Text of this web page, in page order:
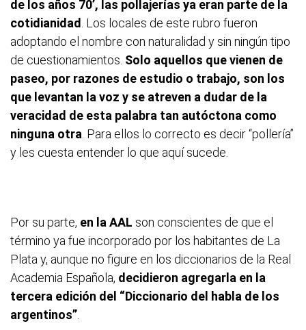
de los años 70’, las pollajerías ya eran parte de la
cotidianidad . Los locales de este rubro fueron
adoptando el nombre con naturalidad y sin ningún tipo
de cuestionamientos. Solo aquellos que vienen de
paseo, por razones de estudio o trabajo, son los
que levantan la voz y se atreven a dudar de la
veracidad de esta palabra tan autóctona como
ninguna otra . Para ellos lo correcto es decir “pollería”
y les cuesta entender lo que aquí sucede.
Por su parte, en la AAL son conscientes de que el
término ya fue incorporado por los habitantes de La
Plata y, aunque no figure en los diccionarios de la Real
Academia Española, decidieron agregarla en la
tercera edición del “Diccionario del habla de los
argentinos”